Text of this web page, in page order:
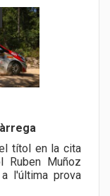
títol en la cita
Muñoz
l'última prova